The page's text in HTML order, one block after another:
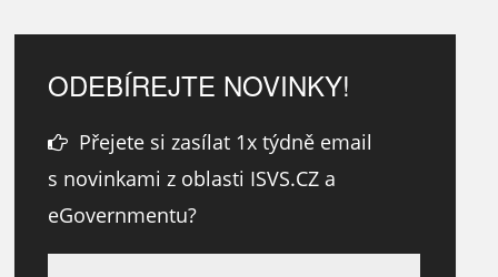
ODEBÍREJTE NOVINKY!
Přejete si zasílat 1x týdně email
s novinkami z oblasti ISVS.CZ a
eGovernmentu?